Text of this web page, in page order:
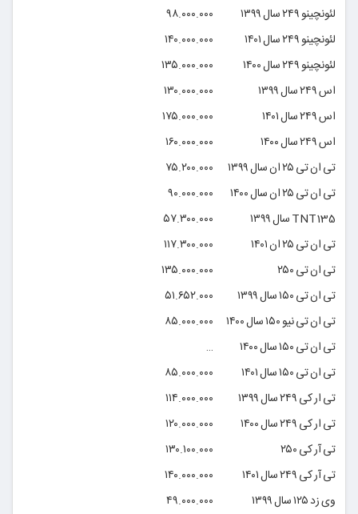
لئونچینو ۲۴۹ سال ۱۳۹۹
۹۸.۰۰۰.۰۰۰
لئونچینو ۲۴۹ سال ۱۴۰۱
۱۴۰.۰۰۰.۰۰۰
لئونچینو ۲۴۹ سال ۱۴۰۰
۱۳۵.۰۰۰.۰۰۰
اس ۲۴۹ سال ۱۳۹۹
۱۳۰.۰۰۰.۰۰۰
اس ۲۴۹ سال ۱۴۰۱
۱۷۵.۰۰۰.۰۰۰
اس ۲۴۹ سال ۱۴۰۰
۱۶۰.۰۰۰.۰۰۰
تی ان تی ۲۵ ان سال ۱۳۹۹
۷۵.۲۰۰.۰۰۰
تی ان تی ۲۵ ان سال ۱۴۰۰
۹۰.۰۰۰.۰۰۰
TNT135 سال ۱۳۹۹
۵۷.۳۰۰.۰۰۰
تی ان تی ۲۵ ان ۱۴۰۱
۱۱۷.۳۰۰.۰۰۰
تی ان تی ۲۵۰
۱۳۵.۰۰۰.۰۰۰
تی ان تی ۱۵۰ سال ۱۳۹۹
۵۱.۶۵۲.۰۰۰
تی ان تی نیو ۱۵۰ سال ۱۴۰۰
۸۵.۰۰۰.۰۰۰
تی ان تی ۱۵۰ سال ۱۴۰۰
…
تی ان تی ۱۵۰ سال ۱۴۰۱
۸۵.۰۰۰.۰۰۰
تی ار کی ۲۴۹ سال ۱۳۹۹
۱۱۴.۰۰۰.۰۰۰
تی ار کی ۲۴۹ سال ۱۴۰۰
۱۲۰.۰۰۰.۰۰۰
تی آر کی ۲۵۰
۱۳۰.۱۰۰.۰۰۰
تی آر کی ۲۴۹ سال ۱۴۰۱
۱۴۰.۰۰۰.۰۰۰
وی زد ۱۲۵ سال ۱۳۹۹
۴۹.۰۰۰.۰۰۰